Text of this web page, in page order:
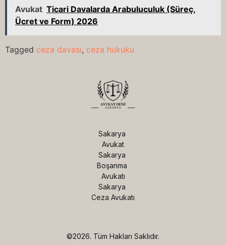
Avukat Ticari Davalarda Arabuluculuk (Süreç,
Ücret ve Form) 2026
Tagged ceza davası, ceza hukuku
Sakarya
Avukat
Sakarya
Boşanma
Avukatı
Sakarya
Ceza Avukatı
©2026. Tüm Hakları Saklıdır.